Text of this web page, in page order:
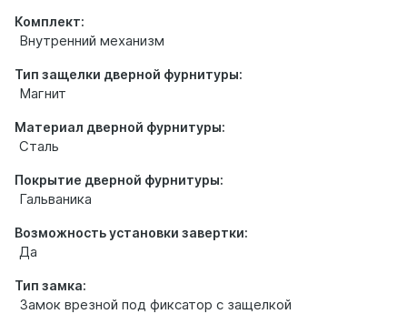
Комплект:
Внутренний механизм
Тип защелки дверной фурнитуры:
Магнит
Материал дверной фурнитуры:
Сталь
Покрытие дверной фурнитуры:
Гальваника
Возможность установки завертки:
Да
Тип замка:
Замок врезной под фиксатор с защелкой